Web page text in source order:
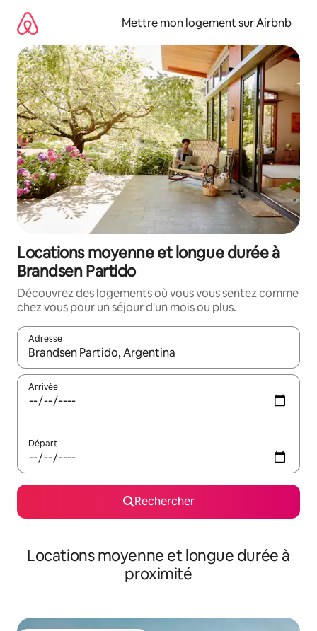
directement
contenu
Mettre mon logement sur Airbnb
Locations moyenne et longue durée à
Brandsen Partido
Découvrez des logements où vous vous sentez comme
chez vous pour un séjour d'un mois ou plus.
Adresse
Lorsque les résultats s'affichent, utilisez les flèches vers le
Arrivée
Départ
Rechercher
Locations moyenne et longue durée à
proximité